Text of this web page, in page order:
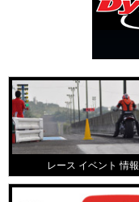
レース イベント 情報